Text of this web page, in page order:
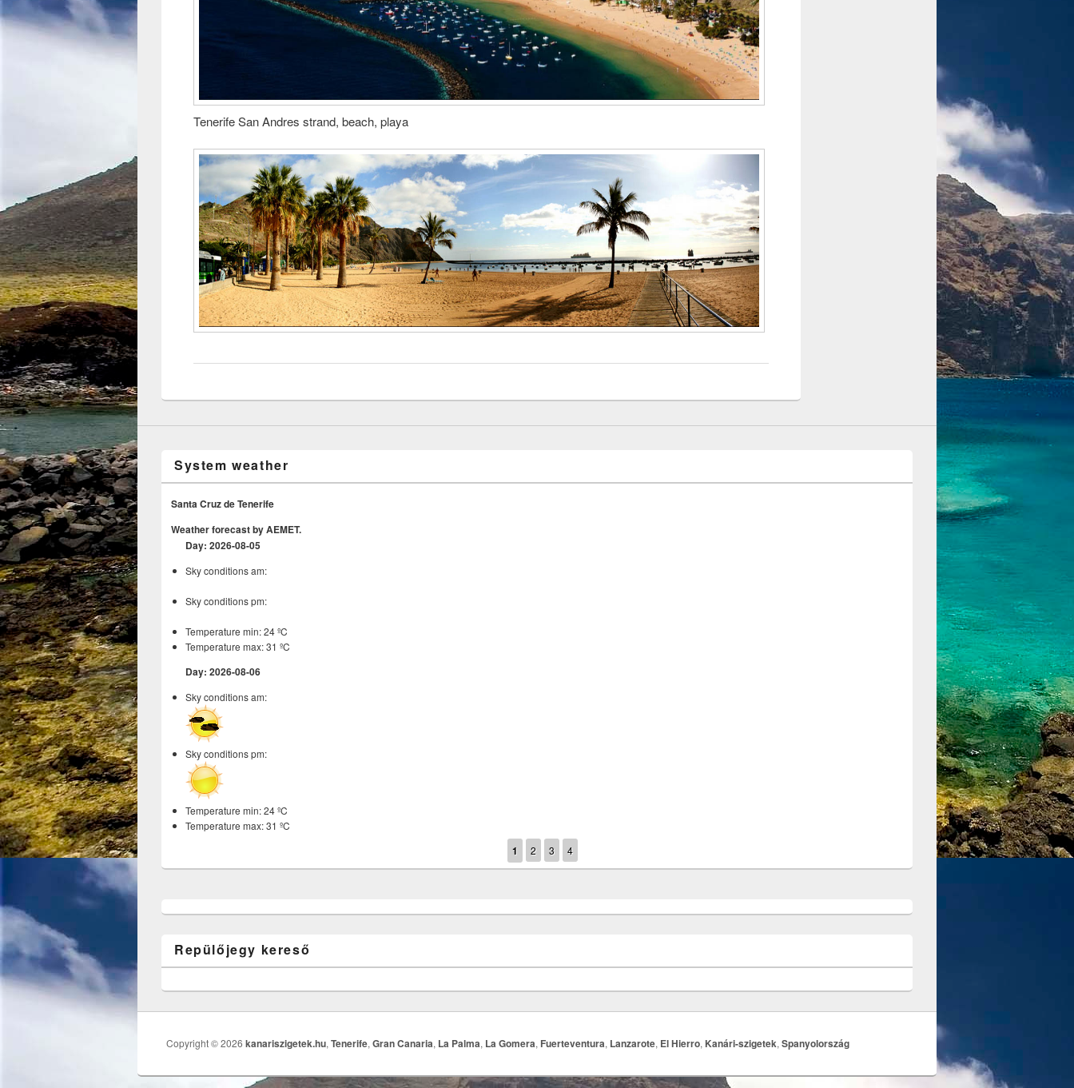
Tenerife San Andres strand, beach, playa
System weather
Santa Cruz de Tenerife
Weather forecast by AEMET.
Day: 2026-08-05
Sky conditions am:
Sky conditions pm:
Temperature min: 24 ºC
Temperature max: 31 ºC
Day: 2026-08-06
Sky conditions am:
Sky conditions pm:
Temperature min: 24 ºC
Temperature max: 31 ºC
1 2 3 4
Repülőjegy kereső
Copyright © 2026 kanariszigetek.hu,Tenerife,Gran Canaria, La Palma, La Gomera, Fuerteventura, Lanzarote, El Hierro, Kanári-szigetek,Spanyolország